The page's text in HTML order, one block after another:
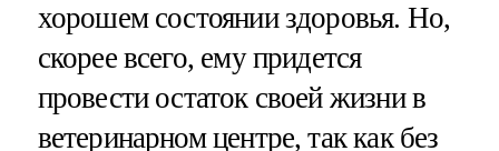
хорошем состоянии здоровья. Но,
скорее всего, ему придется
провести остаток своей жизни в
ветеринарном центре, так как без